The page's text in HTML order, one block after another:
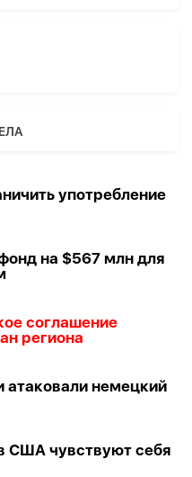
употребление
на $567 млн для
соглашение
региона
атаковали немецкий
США чувствуют себя